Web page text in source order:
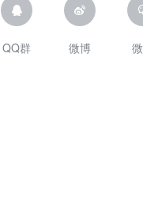
QQ群 微博